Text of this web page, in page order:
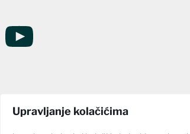
Upravljanje kolačićima